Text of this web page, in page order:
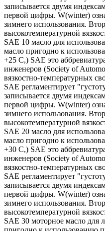
записывается двумя
первой цифры. W(winter)
зимнего использования.
высокотемпературной
SAE 10 масло для
масло пригодно к
+25 С,) SAE это
инженеров (Society of
вязкостно-температурных
SAE регламентирует
записывается двумя
первой цифры. W(winter)
зимнего использования.
высокотемпературной
SAE 20 масло для
масло пригодно к
+30 С,) SAE это
инженеров (Society of
вязкостно-температурных
SAE регламентирует
записывается двумя
первой цифры. W(winter)
зимнего использования.
высокотемпературной
SAE 30 моторное масло для